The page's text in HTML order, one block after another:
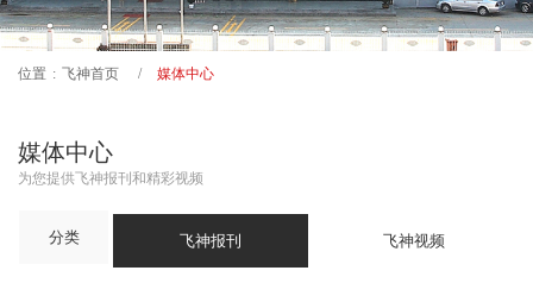
位置 : 飞神首页 / 媒体中心
媒体中心
为您提供飞神报刊和精彩视频
分类 飞神报刊 飞神视频